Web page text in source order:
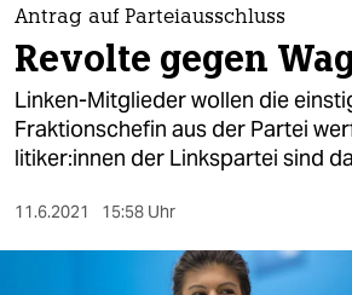
themen
politik
öko
Antrag auf Parteiausschluss
Revolte gegen
Linken-Mitglieder wollen die
Fraktionschefin aus der Partei
li­ti­ke­r:in­nen der Linkspartei sind
11.6.2021 15:58 Uhr